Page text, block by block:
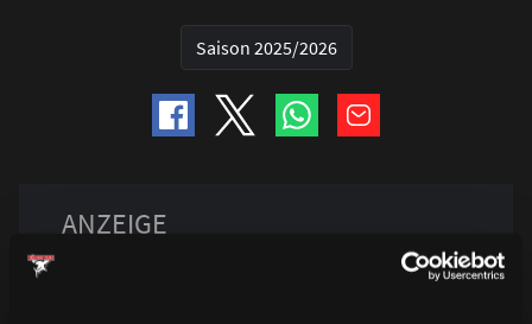
Saison 2025/2026